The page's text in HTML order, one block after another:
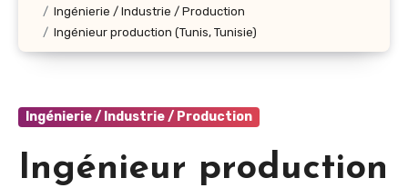
Ingénierie / Industrie / Production
Ingénieur production (Tunis, Tunisie)
Ingénierie / Industrie / Production
Ingénieur production